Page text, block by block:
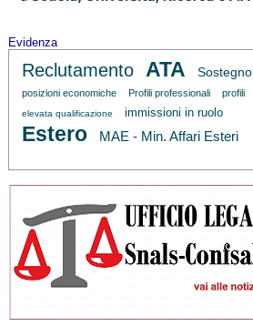
Evidenza
Reclutamento ATA Sostegno
posizioni economiche Profili professionali profili
elevata qualificazione immissioni in ruolo
Estero MAE - Min. Affari Esteri